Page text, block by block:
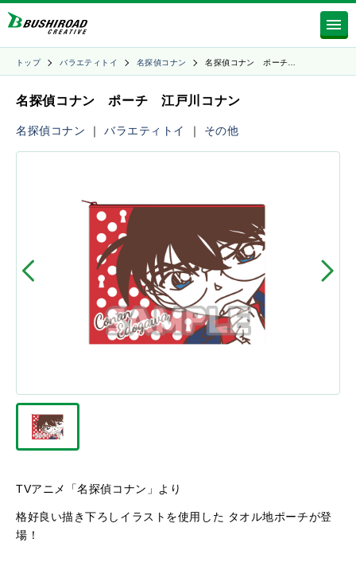
トップ バラエティトイ 名探偵コナン 名探偵コナン ポーチ…
名探偵コナン ポーチ 江戸川コナン
名探偵コナン ｜バラエティトイ ｜ その他
TVアニメ「名探偵コナン」より
格好良い描き下ろしイラストを使用した タオル地ポーチが登
場！